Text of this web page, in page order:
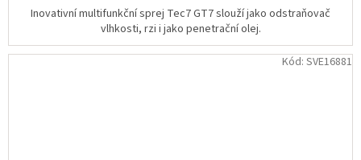
Inovativní multifunkční sprej Tec7 GT7 slouží jako odstraňovač
vlhkosti, rzi i jako penetrační olej.
Kód: SVE16881